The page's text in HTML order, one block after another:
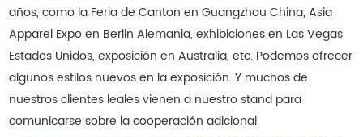
años, como la Feria de Canton en Guangzhou China, Asia
Apparel Expo en Berlin Alemania, exhibiciones en Las Vegas
Estados Unidos, exposición en Australia, etc. Podemos ofrecer
algunos estilos nuevos en la exposición. Y muchos de
nuestros clientes leales vienen a nuestro stand para
comunicarse sobre la cooperación adicional.